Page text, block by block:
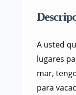
A usted
lugares
mar,
para